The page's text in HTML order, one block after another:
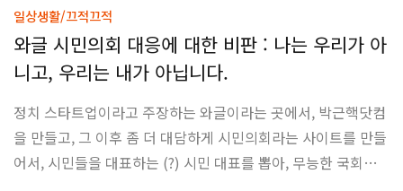
니라는 건 확실한 것 같다. AWS 3년 약정하고, 마리아 DB깔고,
NGINX + PHP7.0-FPM 조합으로 서버를 돌릴려고 보니, 텍스
트큐브 메인테인이 실질적으로 2013년부터 끊겨 있는 것을 확
인 할 수 있었다는 건 둘째치고, 텍큐 공식 사이트에 설치 방
법조차 제대로 적혀있지 않다는 것을 발견하고 엄청 당황을 했
다. 티스토리가 ..
일상생활/끄적끄적
와글 시민의회 대응에 대한 비판 : 나는 우리가 아
니고, 우리는 내가 아닙니다.
정치 스타트업이라고 주장하는 와글이라는 곳에서, 박근핵닷컴
을 만들고, 그 이후 좀 더 대담하게 시민의회라는 사이트를 만들
어서, 시민들을 대표하는 (?) 시민 대표를 뽑아, 무능한 국회의